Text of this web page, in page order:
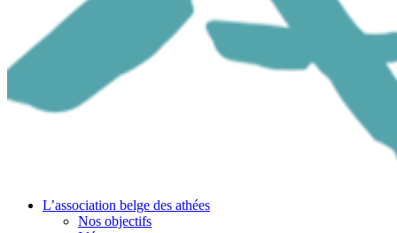
L’association belge des athées
Nos objectifs